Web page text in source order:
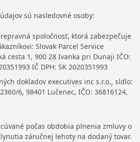
sú nasledovné osoby:
spoločnosť, ktorá zabezpečuje
Slovak Parcel Service
cesta 1, 900 28 Ivanka pri Dunaji IČO:
IČ DPH: SK 2020351993
dokladov executives inc s.r.o., sídlo:
6, 98401 Lučenec, IČO: 36816124,
počas obdobia plnenia zmluvy o
záručnej lehoty na dodaný tovar.